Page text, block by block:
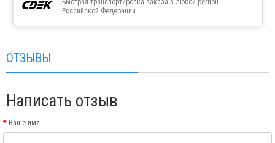
Быстрая транспортировка заказа в любой регион
Российской Федерации
ОТЗЫВЫ
Написать отзыв
Ваше имя: